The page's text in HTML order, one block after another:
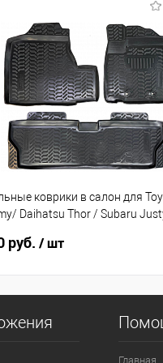
коврики в салон для
Daihatsu Thor / Subaru
руб. / шт
Главная